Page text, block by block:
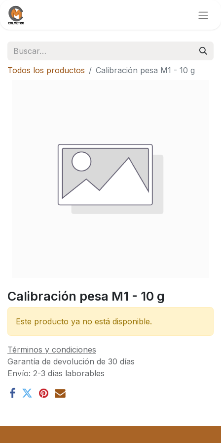
Todos los productos Calibración pesa M1 - 10 g
Calibración pesa M1 - 10 g
Este producto ya no está disponible.
Términos y condiciones
Garantía de devolución de 30 días
Envío: 2-3 días laborables